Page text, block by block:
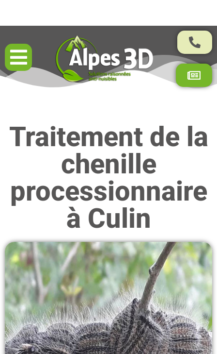
Résultats garantis par contrat
Traitement de la
chenille
processionnaire
à Culin